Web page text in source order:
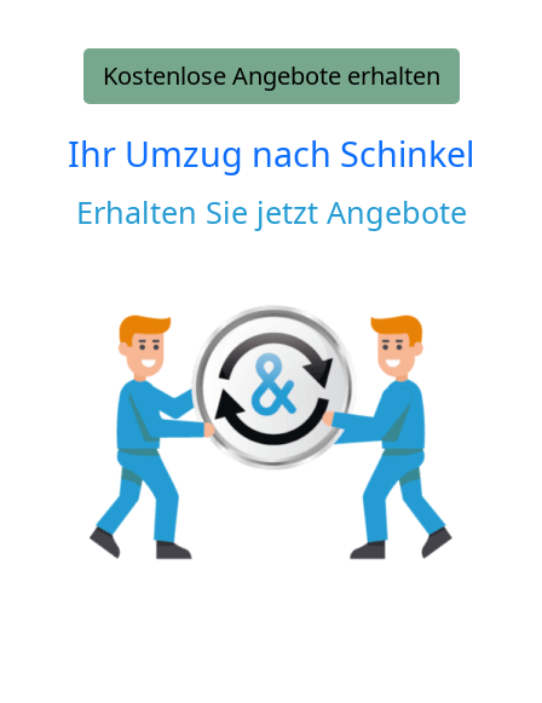
Kostenlose Angebote erhalten
Ihr Umzug nach Schinkel
Erhalten Sie jetzt Angebote